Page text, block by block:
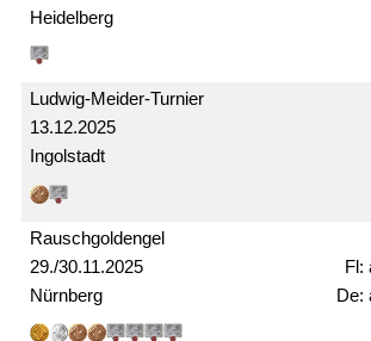
Heidelberg
13.12.2025
Ludwig-Meider-Turnier
Ingolstadt
29./30.11.2025
Rausch­gold­engel
Nürnberg